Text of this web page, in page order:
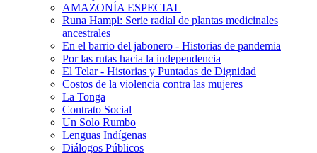
AMAZONÍA ESPECIAL
Runa Hampi: Serie radial de plantas medicinales
ancestrales
En el barrio del jabonero - Historias de pandemia
Por las rutas hacia la independencia
El Telar - Historias y Puntadas de Dignidad
Costos de la violencia contra las mujeres
La Tonga
Contrato Social
Un Solo Rumbo
Lenguas Indígenas
Diálogos Públicos